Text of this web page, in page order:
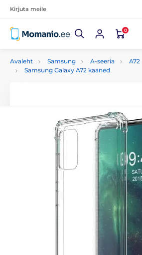
Kirjuta meile
0
Avaleht Samsung A-seeria
A72
Samsung Galaxy A72 kaaned